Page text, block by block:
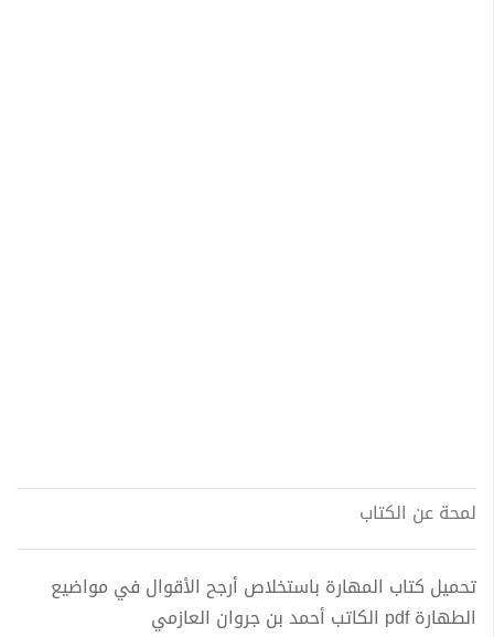
لمحة عن الكتاب
تحميل كتاب المهارة باستخلاص أرجح الأقوال في مواضيع
الطهارة pdf الكاتب أحمد بن جروان العازمي